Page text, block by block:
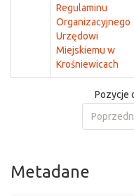
Regulaminu
Organizacyjnego
Urzędowi
Miejskiemu w
Krośniewicach
Pozycje
Metadane